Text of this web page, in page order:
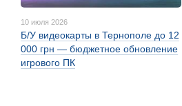
10 июля 2026
Б/У видеокарты в Тернополе до 12
000 грн — бюджетное обновление
игрового ПК